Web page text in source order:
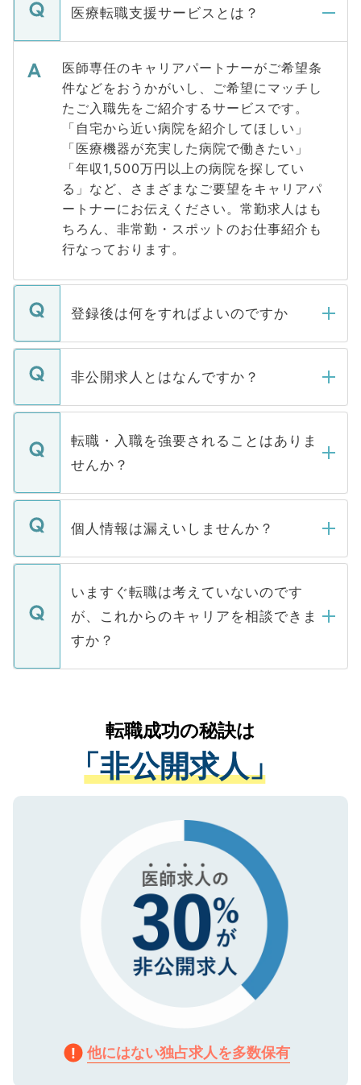
医療転職支援サービスとは？
医師専任のキャリアパートナーがご希望条
件などをおうかがいし、ご希望にマッチし
たご入職先をご紹介するサービスです。
「自宅から近い病院を紹介してほしい」
「医療機器が充実した病院で働きたい」
「年収1,500万円以上の病院を探してい
る」など、さまざまなご要望をキャリアパ
ートナーにお伝えください。常勤求人はも
ちろん、非常勤・スポットのお仕事紹介も
行なっております。
登録後は何をすればよいのですか
ご登録いただきましたら、弊社担当者がご
登録内容を確認し、その後メールもしくは
ます。通常、5営業日以内にはご連絡をせて
いただきますので、しばらくお待ちくださ
い。
非公開求人とはなんですか？
マイナビDOCTORで取り扱っている求人の
うち約3割は、Webサイトからご覧いただ
けない「非公開求人」です。非公開求人は
下記の理由によって、一般には公開してい
ません。
■応募殺到を避けるため 人気のある医療機
関を公にしてしまうと、応募が殺到する場
に、医療機関が求める条件に合った人材の
みを人材紹介会社に依頼するケースが増え
ています。
転職・入職を強要されることはありま
せんか？
転職・入職を強要することは一切ありませ
ん。また、仮に応募先から内定をいただい
定を承諾する必要はありません。内定先へ
の辞退の連絡はキャリアパートナーが行い
ますので、ご安心ください。
個人情報は漏えいしませんか？
個人情報が漏えいすることはありませんの
で、ご安心ください。当サイトからの登録
などで収集したご登録者様の個人情報は、
ご本人のキャリアアップおよび転職活動の
支援を目的に使用いたします。お預かりし
ているすべての個人データはご本人の許可
は、個人情報の取り扱いについての厳密な
管理基準を満たした事業者のみに付与され
る、プライバシーマークを取得済みです。
ご登録いただいた個人情報は、SSL（デー
で、機密保持に関してもご安心ください。
いますぐ転職は考えていないのです
が、これからのキャリアを相談できま
すか？
かがいして、現在の医療機関の状況や紹介
経験をまじえながら、適切なアドバイスを
させていただきます。すぐにご転職をされ
ない方には、長期的なサポートが可能です
ので、まずはご登録ください。
転職成功の秘訣は
「非公開求人」
他にはない独占求人を多数保有